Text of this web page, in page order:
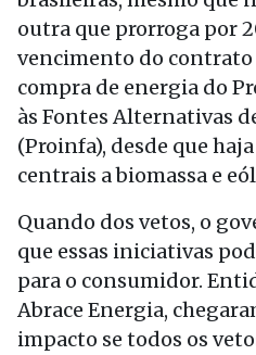
outra que prorroga por
vencimento do
compra de energia do
às Fontes Alternativas
(Proinfa), desde que haja
centrais a biomassa e
Quando dos vetos, o
que essas iniciativas
para o consumidor.
Abrace Energia,
impacto se todos os